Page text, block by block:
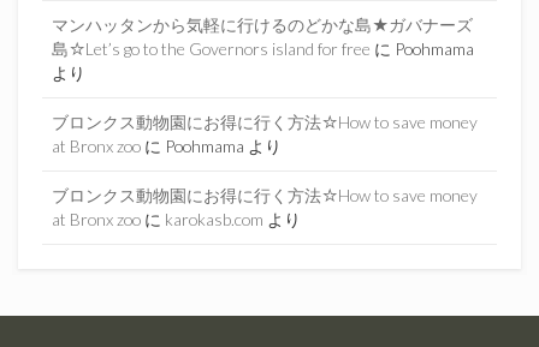
マンハッタンから気軽に行けるのどかな島★ガバナーズ
島☆Let’s go to the Governors island for free に Poohmama
より
ブロンクス動物園にお得に行く方法☆How to save money
at Bronx zoo に Poohmama より
ブロンクス動物園にお得に行く方法☆How to save money
at Bronx zoo に karokasb.com より